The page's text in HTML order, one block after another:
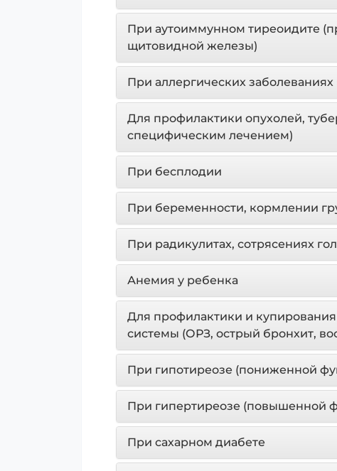
При аутоиммунном тиреоидите
щитовидной железы)
При аллергических
Для профилактики опухолей,
специфическим лечением)
При бесплодии
При беременности, кормлении
При радикулитах, сотрясениях
Анемия у ребенка
Для профилактики и
системы (ОРЗ, острый бронхит,
При гипотиреозе (пониженной
При гипертиреозе (повышенной
При сахарном диабете